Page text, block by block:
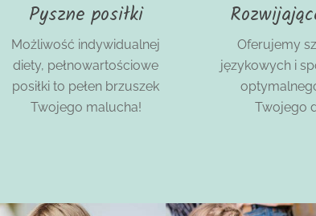
Pyszne posiłki
Możliwość indywidualnej
diety, pełnowartościowe
posiłki to pełen brzuszek
Twojego malucha!
Oferujemy
językowych i
Twojego